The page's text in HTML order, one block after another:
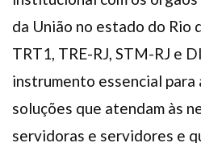
da União no estado do Rio
TRT1, TRE-RJ, STM-RJ e
instrumento essencial para
soluções que atendam às
servidoras e servidores e